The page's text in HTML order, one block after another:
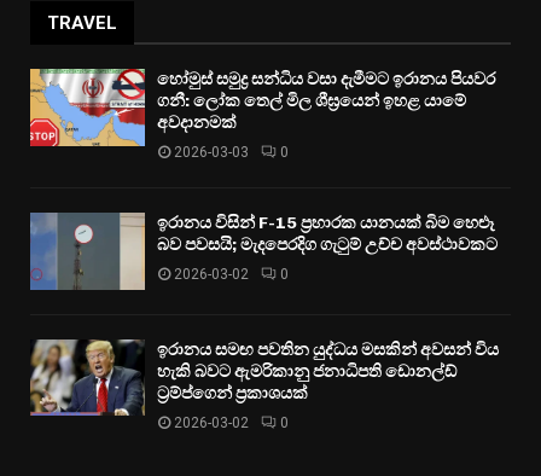
TRAVEL
හෝමුස් සමුද්‍ර සන්ධිය වසා දැමීමට ඉරානය පියවර
ගනී: ලෝක තෙල් මිල ශීඝ්‍රයෙන් ඉහළ යාමේ
අවදානමක්
2026-03-03 0
ඉරානය විසින් F-15 ප්‍රහාරක යානයක් බිම හෙළූ
බව පවසයි; මැදපෙරදිග ගැටුම් උච්ච අවස්ථාවකට
2026-03-02 0
ඉරානය සමඟ පවතින යුද්ධය මසකින් අවසන් විය
හැකි බවට ඇමරිකානු ජනාධිපති ඩොනල්ඩ්
ට්‍රම්ප්ගෙන් ප්‍රකාශයක්
2026-03-02 0